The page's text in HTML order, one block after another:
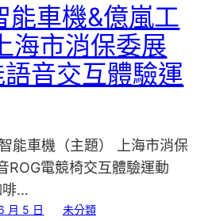
能車機&億嵐工
海市消保委展
音交互體驗運
能車機（主題） 上海市消保
ROG電競椅交互體驗運動
啡…
月 5 日 未分類